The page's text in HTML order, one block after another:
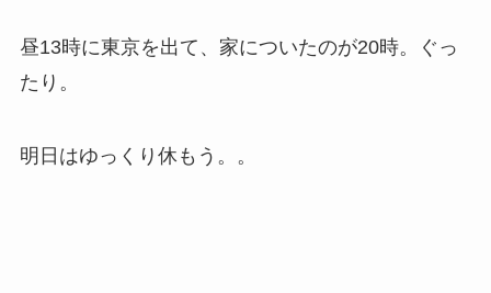
昼13時に東京を出て、家についたのが20時。ぐっ
たり。
明日はゆっくり休もう。。